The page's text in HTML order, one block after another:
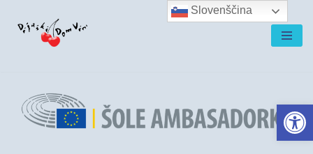
Slovenščina